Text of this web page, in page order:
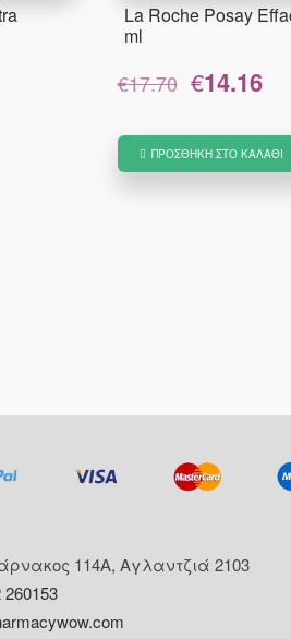
La Roche Posay
ml
€17.70
Original
price
€17.70.
€14.16
ΠΡΟΣΘΉΚΗ ΣΤΟ ΚΑΛΆΘΙ
114Α, Αγλαντζιά 2103
260153